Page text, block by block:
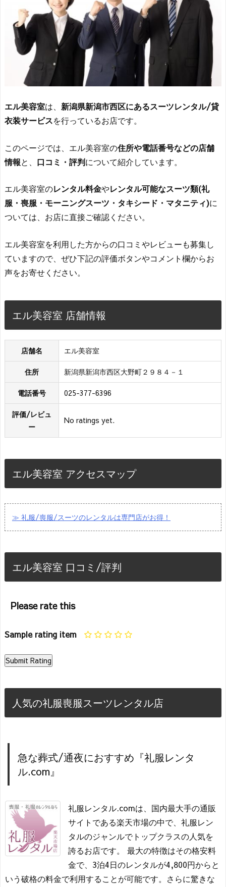
エル美容室は、 新潟県新潟市西区にあるスーツレンタル/貸
衣装サービスを行っているお店です。
このページでは、エル美容室の住所や電話番号などの店舗
情報と、 口コミ・評判について紹介しています。
エル美容室のレンタル料金やレンタル可能なスーツ類(礼
服・喪服・モーニングスーツ・タキシード・マタニティ)に
ついては、お店に直接ご確認ください。
エル美容室を利用した方からの口コミやレビューも募集し
ていますので、ぜひ下記の評価ボタンやコメント欄からお
声をお寄せください。
エル美容室 店舗情報
店舗名 エル美容室
住所 新潟県新潟市西区大野町２９８４－１
電話番号 025-377-6396
評価/レビュ
ー
No ratings yet.
エル美容室 アクセスマップ
≫ 礼服/喪服/スーツのレンタルは専門店がお得！
エル美容室 口コミ/評判
Please rate this
Sample rating item
人気の礼服喪服スーツレンタル店
急な葬式/通夜におすすめ『礼服レンタ
ル.com』
礼服レンタル.comは、国内最大手の通販
サイトである楽天市場の中で、礼服レン
タルのジャンルでトップクラスの人気を
誇るお店です。 最大の特徴はその格安料
金で、3泊4日のレンタルが4,800円からと
いう破格の料金で利用することが可能です。さらに驚きな